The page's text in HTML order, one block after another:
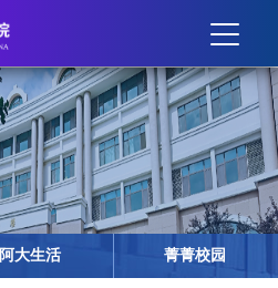
阿大生活 菁菁校园